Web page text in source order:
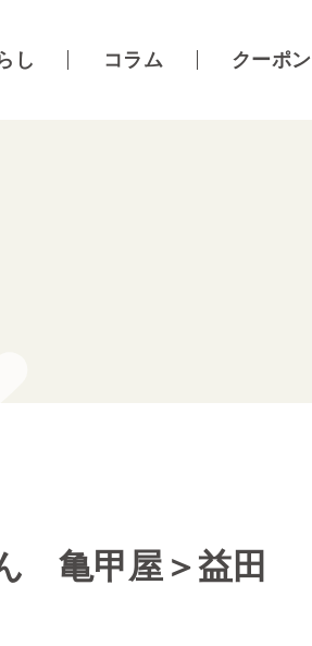
し コラム
クーポン
亀甲屋＞益田